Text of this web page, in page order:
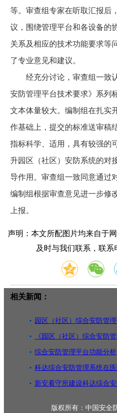
等。审查组专家在听取汇报后
议，围绕管理平台和各设备的
关系及相应的技术功能要求等
了专业意见和建议。
经充分讨论，审查组一致
安防管理平台技术要求》系列
文本体量较大。编制组在扎实
作基础上，提交的标准送审稿
指标科学、适用，具有较强的
升园区（社区）安防系统的对
导作用。审查组一致同意通过
编制组根据审查意见进一步修
上报。
声明：本文所配图片均来自于
及时与我们联系，联系
相关新闻：
园区（社区）综合安防管
《园区（社区）综合安防
查会
综合安防管理平台功能分析
科达综合安防管理系统在
新安看守所建设科达综合
版权所有：中国安全